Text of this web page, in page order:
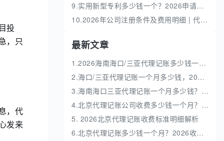
投
，只
，代
发来
9.实用新型专利多少钱一个？2026申请流程及费用明细解析
10.2026年公司注册条件及费用明细 | 代办流程与避坑指南
最新文章
1.2026海南海口/三亚代理记账多少钱一年？收费标准全解析
2.海口/三亚代理记账一个月多少钱，2026 收费标准明细解析
3.海南海口三亚代理记账一个月多少钱？收费标准解析
4.北京代理记账公司收费多少钱一个月？收费标准深度解析
5. 2026北京代理记账收费标准明细解析
6.北京代理记账多少钱一个月？2026收费标准全解析